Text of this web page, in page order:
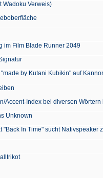
Wadoku Verweis)
im Film Blade Runner 2049
by Kutani Kubikin" auf
Accent-Index bei diversen
Unknown
"Back In Time" sucht Nativspeaker